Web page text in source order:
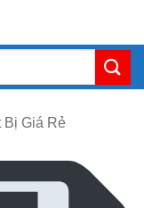
Bị Giá Rẻ